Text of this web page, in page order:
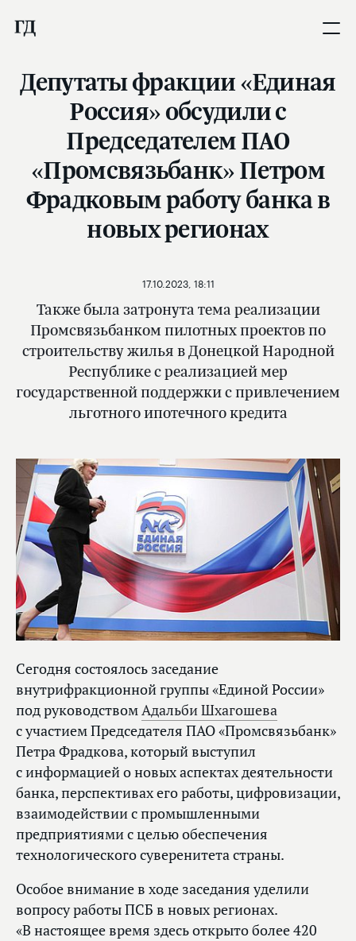
Депутаты фракции «Единая
Россия» обсудили с
Председателем ПАО
«Промсвязьбанк» Петром
Фрадковым работу банка в
новых регионах
Также была затронута тема реализации
Промсвязьбанком пилотных проектов по
строительству жилья в Донецкой Народной
Республике с реализацией мер
государственной поддержки с привлечением
льготного ипотечного кредита
17.10.2023, 18:11
Сегодня состоялось заседание
внутрифракционной группы «Единой России»
под руководствомАдальби Шхагошева
с участием Председателя ПАО «Промсвязьбанк»
Петра Фрадкова, который выступил
с информацией о новых аспектах деятельности
банка, перспективах его работы, цифровизации,
взаимодействии с промышленными
предприятиями с целью обеспечения
технологического суверенитета страны.
Особое внимание в ходе заседания уделили
вопросу работы ПСБ в новых регионах.
«В настоящее время здесь открыто более 420